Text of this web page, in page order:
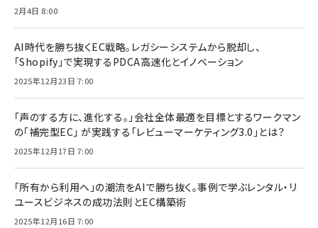
2月4日 8:00
AI時代を勝ち抜くEC戦略。レガシーシステムから脱却し、
「Shopify」で実現するPDCA高速化とイノベーション
2025年12月23日 7:00
「声のする方に、進化する。」会社全体最適を目標とするワークマン
の「補完型EC」 が実践する「レビューマーケティング3.0」とは？
2025年12月17日 7:00
「所有から利用へ」の潮流をAIで勝ち抜く。事例で学ぶレンタル・リ
ユースビジネスの成功法則とEC構築術
2025年12月16日 7:00